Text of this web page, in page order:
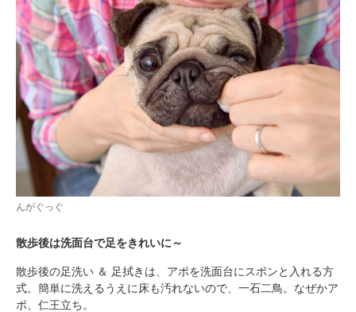
んがぐっぐ
散歩後は洗面台で足をきれいに～
散歩後の足洗い ＆ 足拭きは、アポを洗面台にスポンと入れる方
式。簡単に洗えるうえに床も汚れないので、一石二鳥。なぜかア
ポ、仁王立ち。